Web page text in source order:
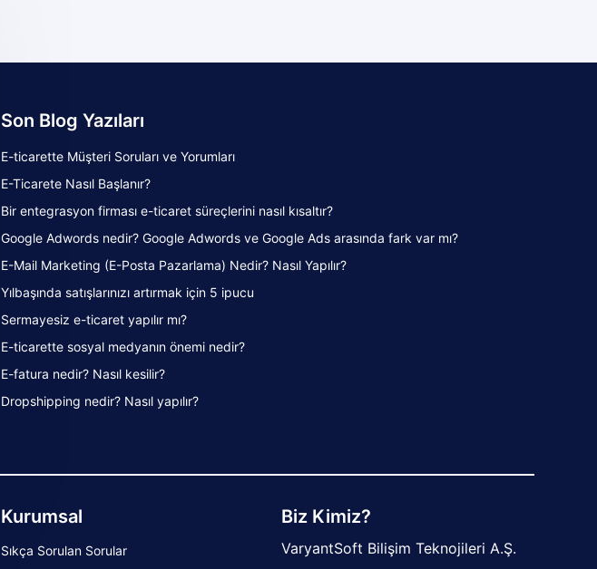
Son Blog Yazıları
E-ticarette Müşteri Soruları ve Yorumları
E-Ticarete Nasıl Başlanır?
Bir entegrasyon firması e-ticaret süreçlerini nasıl kısaltır?
Google Adwords nedir? Google Adwords ve Google Ads arasında fark var mı?
E-Mail Marketing (E-Posta Pazarlama) Nedir? Nasıl Yapılır?
Yılbaşında satışlarınızı artırmak için 5 ipucu
Sermayesiz e-ticaret yapılır mı?
E-ticarette sosyal medyanın önemi nedir?
E-fatura nedir? Nasıl kesilir?
Dropshipping nedir? Nasıl yapılır?
Kurumsal
Sıkça Sorulan Sorular
Biz Kimiz?
VaryantSoft Bilişim Teknojileri A.Ş.